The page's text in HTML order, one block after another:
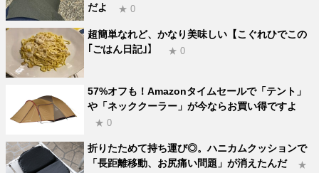
だよ
★ 0
超簡単なれど、かなり美味しい【こぐれひでこの
｢ごはん日記｣】
★ 0
57%オフも！Amazonタイムセールで「テント」
や「ネッククーラー」が今ならお買い得ですよ
★ 0
折りたためて持ち運び◎。ハニカムクッションで
「長距離移動、お尻痛い問題」が消えたんだ
★